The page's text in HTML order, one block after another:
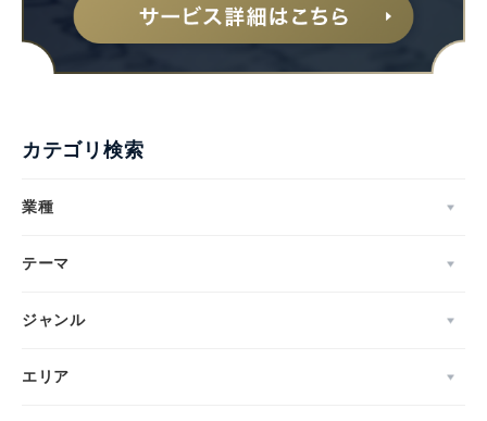
カテゴリ検索
業種
テーマ
ジャンル
エリア